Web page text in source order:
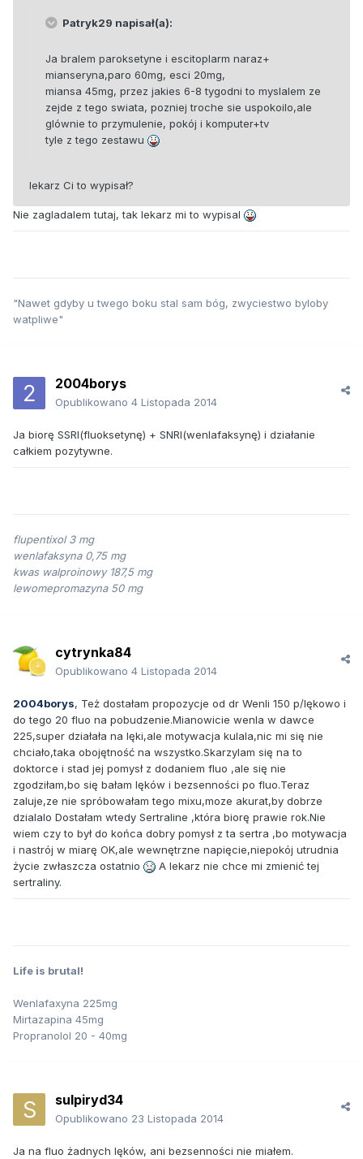
Patryk29 napisał(a):
Ja bralem paroksetyne i escitoplarm naraz+
mianseryna,paro 60mg, esci 20mg,
miansa 45mg, przez jakies 6-8 tygodni to myslalem ze
zejde z tego swiata, pozniej troche sie uspokoilo,ale
glównie to przymulenie, pokój i komputer+tv
tyle z tego zestawu
lekarz Ci to wypisał?
Nie zagladalem tutaj, tak lekarz mi to wypisal
"Nawet gdyby u twego boku stal sam bóg, zwyciestwo byloby
watpliwe"
2004borys
Opublikowano 4 Listopada 2014
Ja biorę SSRI(fluoksetynę) + SNRI(wenlafaksynę) i działanie
całkiem pozytywne.
flupentixol 3 mg
wenlafaksyna 0,75 mg
kwas walproinowy 187,5 mg
lewomepromazyna 50 mg
cytrynka84
Opublikowano 4 Listopada 2014
2004borys, Też dostałam propozycje od dr Wenli 150 p/lękowo i
do tego 20 fluo na pobudzenie.Mianowicie wenla w dawce
225,super działała na lęki,ale motywacja kulala,nic mi się nie
chciało,taka obojętność na wszystko.Skarzylam się na to
doktorce i stad jej pomysł z dodaniem fluo ,ale się nie
zgodziłam,bo się bałam lęków i bezsenności po fluo.Teraz
zaluje,ze nie spróbowałam tego mixu,moze akurat,by dobrze
dzialalo Dostałam wtedy Sertraline ,która biorę prawie rok.Nie
wiem czy to był do końca dobry pomysł z ta sertra ,bo motywacja
i nastrój w miarę OK,ale wewnętrzne napięcie,niepokój utrudnia
życie zwłaszcza ostatnio
A lekarz nie chce mi zmienić tej
sertraliny.
Life is brutal!
Wenlafaxyna 225mg
Mirtazapina 45mg
Propranolol 20 - 40mg
sulpiryd34
Opublikowano 23 Listopada 2014
Ja na fluo żadnych lęków, ani bezsenności nie miałem.